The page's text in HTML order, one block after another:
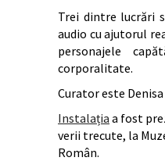
Trei dintre lucrări
audio cu ajutorul
personajele
corporalitate.
Curator este
Instalația a fost
verii trecute, la
Român.